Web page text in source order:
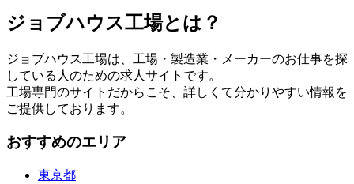
ジョブハウス工場とは？
ジョブハウス工場は、工場・製造業・メーカーのお仕事を探
している人のための求人サイトです。
工場専門のサイトだからこそ、詳しくて分かりやすい情報を
ご提供しております。
おすすめのエリア
東京都